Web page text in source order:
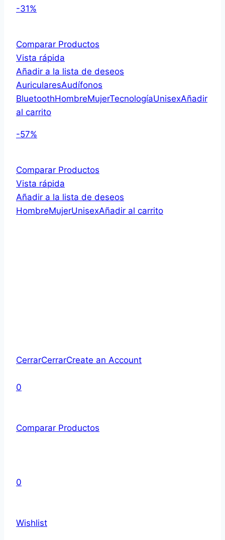
-31%
Comparar Productos
Vista rápida
Añadir a la lista de deseos
AuricularesAudífonos
BluetoothHombreMujerTecnologíaUnisexAñadir
al carrito
-57%
Comparar Productos
Vista rápida
Añadir a la lista de deseos
HombreMujerUnisexAñadir al carrito
CerrarCerrarCreate an Account
0
Comparar Productos
0
Wishlist